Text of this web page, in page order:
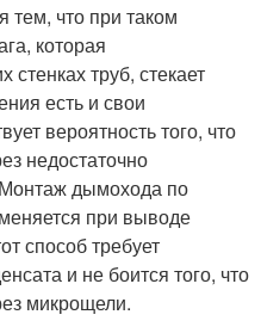
тем, что при таком
которая
стенках труб, стекает
есть и свои
вероятность того, что
недостаточно
дымохода по
при выводе
способ требует
и не боится того, что
микрощели.